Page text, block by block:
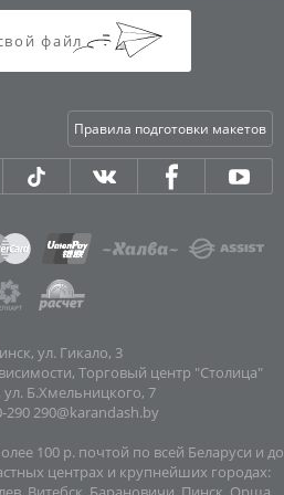
файл
Правила подготовки макетов
ул. Гикало, 3
Торговый центр "Столица"
Б.Хмельницкого, 7
290 290@karandash.by
100 р. почтой по всей Беларуси и до
центрах и крупнейших городах: